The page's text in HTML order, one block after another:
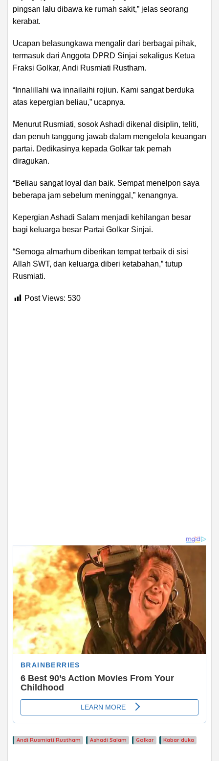
pingsan lalu dibawa ke rumah sakit,” jelas seorang
kerabat.
Ucapan belasungkawa mengalir dari berbagai pihak,
termasuk dari Anggota DPRD Sinjai sekaligus Ketua
Fraksi Golkar, Andi Rusmiati Rustham.
“Innalillahi wa innailaihi rojiun. Kami sangat berduka
atas kepergian beliau,” ucapnya.
Menurut Rusmiati, sosok Ashadi dikenal disiplin, teliti,
dan penuh tanggung jawab dalam mengelola keuangan
partai. Dedikasinya kepada Golkar tak pernah
diragukan.
“Beliau sangat loyal dan baik. Sempat menelpon saya
beberapa jam sebelum meninggal,” kenangnya.
Kepergian Ashadi Salam menjadi kehilangan besar
bagi keluarga besar Partai Golkar Sinjai.
“Semoga almarhum diberikan tempat terbaik di sisi
Allah SWT, dan keluarga diberi ketabahan,” tutup
Rusmiati.
Post Views: 530
Andi Rusmiati Rustham Ashadi Salam Golkar Kabar duka